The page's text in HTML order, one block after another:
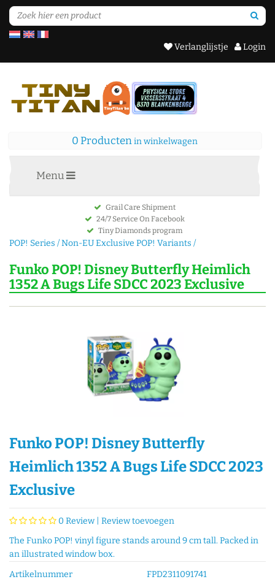
Login
Verlanglijstje
0 Producten in winkelwagen
Menu
Grail Care Shipment
24/7 Service On Facebook
Tiny Diamonds program
POP! Series /Non-EU Exclusive POP! Variants /
Funko POP! Disney Butterfly Heimlich
1352 A Bugs Life SDCC 2023 Exclusive
Funko POP! Disney Butterfly
Heimlich 1352 A Bugs Life SDCC 2023
Exclusive
0 Review | Review toevoegen
The Funko POP! vinyl figure stands around 9 cm tall. Packed in
an illustrated window box.
Artikelnummer
FPD2311091741